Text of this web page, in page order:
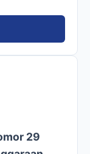
29